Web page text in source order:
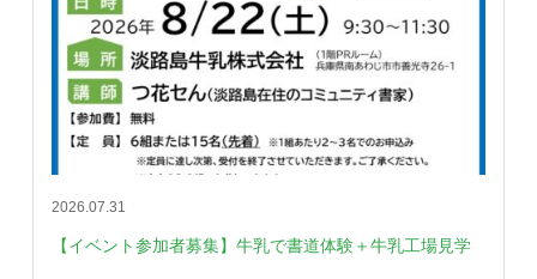
2026.07.31
【イベント参加者募集】牛乳で書道体験＋牛乳工場見学